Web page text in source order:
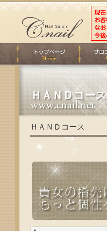
ＨＡＮＤコース
ＨＡＮＤコース